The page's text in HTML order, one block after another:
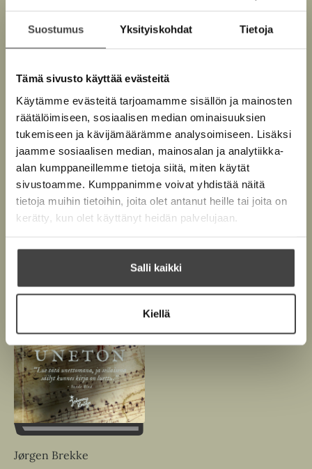
Suostumus Yksityiskohdat Tietoja
Tämä sivusto käyttää evästeitä
Käytämme evästeitä tarjoamamme sisällön ja mainosten
räätälöimiseen, sosiaalisen median ominaisuuksien
tukemiseen ja kävijämäärämme analysoimiseen. Lisäksi
jaamme sosiaalisen median, mainosalan ja analytiikka-
alan kumppaneillemme tietoja siitä, miten käytät
sivustoamme. Kumppanimme voivat yhdistää näitä
tietoja muihin tietoihin, joita olet antanut heille tai joita on
kerätty, kun olet käyttänyt heidän palvelujaan.
Salli kaikki
Kiellä
Kuva: Veikko Somerpuro
Teokset
Jørgen Brekke